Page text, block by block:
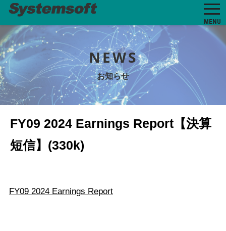
MENU
NEWS
お知らせ
FY09 2024 Earnings Report【決算
短信】(330k)
FY09 2024 Earnings Report